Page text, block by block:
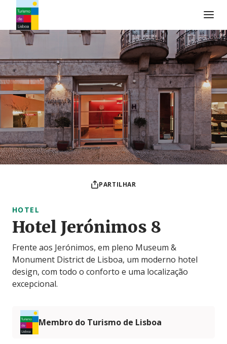
Logo do Turismo de Lisboa
PARTILHAR
HOTEL
Hotel Jerónimos 8
Frente aos Jerónimos, em pleno Museum &
Monument District de Lisboa, um moderno hotel
design, com todo o conforto e uma localização
excepcional.
Membro do Turismo de Lisboa